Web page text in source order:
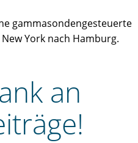
gammasondengesteuerte
York nach Hamburg.
an